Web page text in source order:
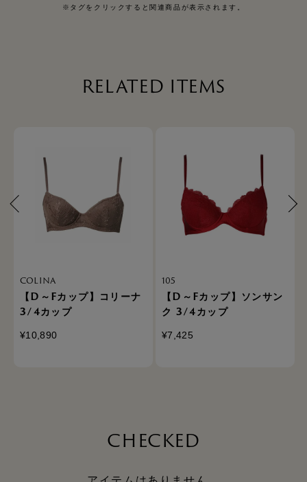
※タグをクリックすると関連商品が表示されます。
RELATED ITEMS
COLINA
【D～Fカップ】コリーナ
3/4カップ
¥10,890
105
【D～Fカップ】ソンサン
ク 3/4カップ
¥7,425
CHECKED